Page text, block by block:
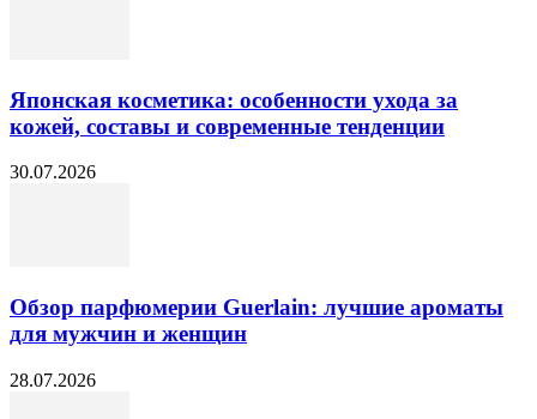
Японская косметика: особенности ухода за
кожей, составы и современные тенденции
30.07.2026
Обзор парфюмерии Guerlain: лучшие ароматы
для мужчин и женщин
28.07.2026